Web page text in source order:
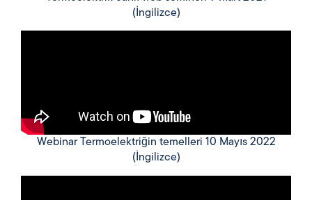
(İngilizce)
Webinar Termoelektriğin temelleri 10 Mayıs 2022
(İngilizce)